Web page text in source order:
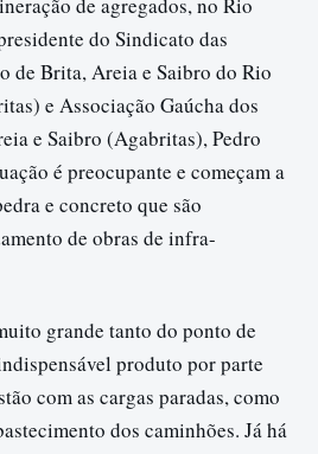
do Sindicato das
de Brita, Areia e Saibro do Rio
e Associação Gaúcha dos
e Saibro (Agabritas), Pedro
é preocupante e começam a
e concreto que são
de obras de infra-
grande tanto do ponto de
produto por parte
com as cargas paradas, como
dos caminhões. Já há